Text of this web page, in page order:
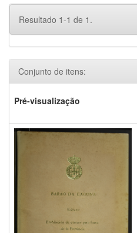
Resultado 1-1 de 1.
Conjunto de itens:
Pré-visualização